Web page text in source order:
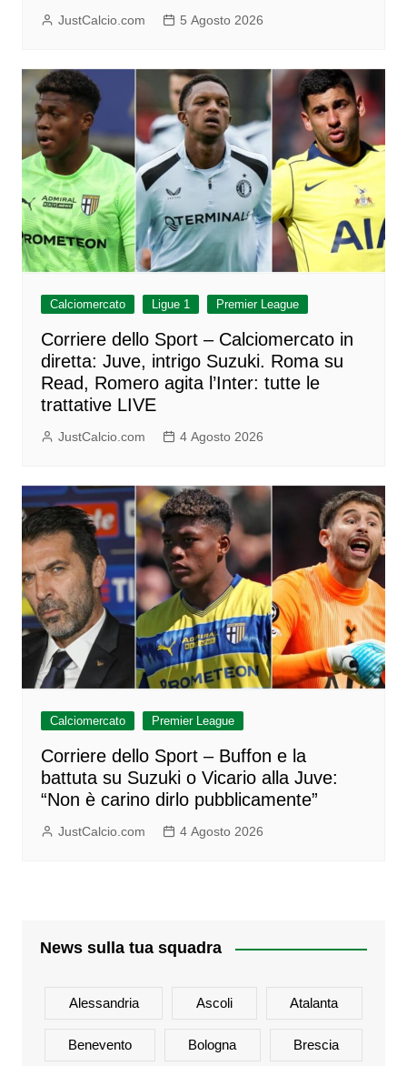
JustCalcio.com 5 Agosto 2026
Calciomercato Ligue 1 Premier League
Corriere dello Sport – Calciomercato in
diretta: Juve, intrigo Suzuki. Roma su
Read, Romero agita l’Inter: tutte le
trattative LIVE
JustCalcio.com 4 Agosto 2026
Calciomercato Premier League
Corriere dello Sport – Buffon e la
battuta su Suzuki o Vicario alla Juve:
“Non è carino dirlo pubblicamente”
JustCalcio.com 4 Agosto 2026
News sulla tua squadra
Alessandria Ascoli Atalanta
Benevento Bologna Brescia